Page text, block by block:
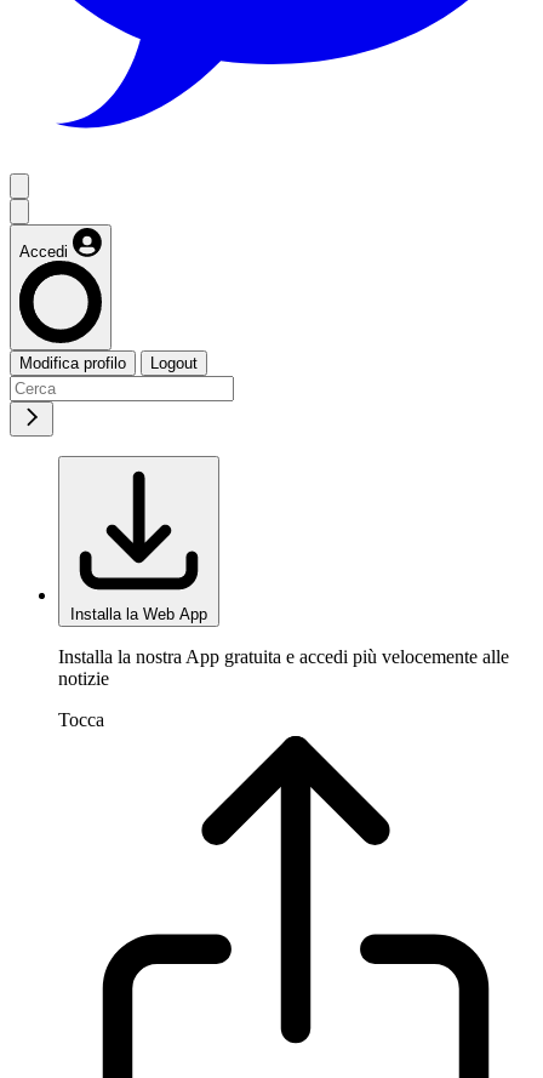
Accedi
Modifica profilo Logout
Installa la Web App
Installa la nostra App gratuita e accedi più velocemente alle
notizie
Tocca